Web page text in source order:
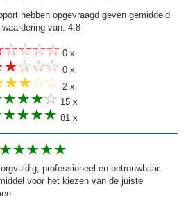
hebben opgevraagd geven gemiddeld
waardering van: 4.8
0 x
0 x
2 x
15 x
81 x
professioneel en betrouwbaar.
voor het kiezen van de juiste